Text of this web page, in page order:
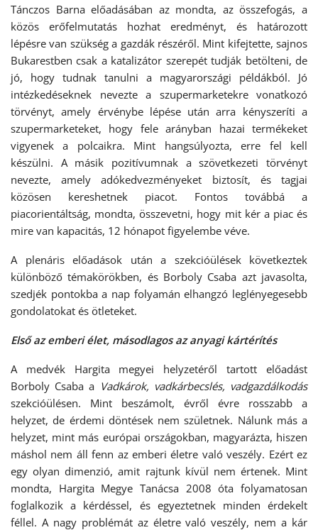
Tánczos Barna előadásában az mondta, az összefogás, a
közös erőfelmutatás hozhat eredményt, és határozott
lépésre van szükség a gazdák részéről. Mint kifejtette, sajnos
Bukarestben csak a katalizátor szerepét tudják betölteni, de
jó, hogy tudnak tanulni a magyarországi példákból. Jó
intézkedéseknek nevezte a szupermarketekre vonatkozó
törvényt, amely érvénybe lépése után arra kényszeríti a
szupermarketeket, hogy fele arányban hazai termékeket
vigyenek a polcaikra. Mint hangsúlyozta, erre fel kell
készülni. A másik pozitívumnak a szövetkezeti törvényt
nevezte, amely adókedvezményeket biztosít, és tagjai
közösen kereshetnek piacot. Fontos továbbá a
piacorientáltság, mondta, összevetni, hogy mit kér a piac és
mire van kapacitás, 12 hónapot figyelembe véve.
A plenáris előadások után a szekcióülések következtek
különböző témakörökben, és Borboly Csaba azt javasolta,
szedjék pontokba a nap folyamán elhangzó leglényegesebb
gondolatokat és ötleteket.
Első az emberi élet, másodlagos az anyagi kártérítés
A medvék Hargita megyei helyzetéről tartott előadást
Borboly Csaba a Vadkárok, vadkárbecslés, vadgazdálkodás
szekcióülésen. Mint beszámolt, évről évre rosszabb a
helyzet, de érdemi döntések nem születnek. Nálunk más a
helyzet, mint más európai országokban, magyarázta, hiszen
máshol nem áll fenn az emberi életre való veszély. Ezért ez
egy olyan dimenzió, amit rajtunk kívül nem értenek. Mint
mondta, Hargita Megye Tanácsa 2008 óta folyamatosan
foglalkozik a kérdéssel, és egyeztetnek minden érdekelt
féllel. A nagy problémát az életre való veszély, nem a kár